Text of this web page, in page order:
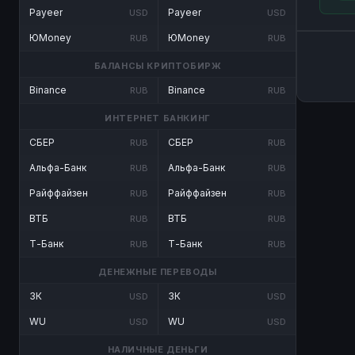
Payeer USD
ЮMoney RUB
Payeer USD
ЮMoney RUB
БАЛАНСЫ КРИПТОБИРЖ
Binance RUB Binance RUB
ИНТЕРНЕТ БАНКИНГ
СБЕР RUB
Альфа-Банк RUB
Райффайзен RUB
ВТБ RUB
Т-Банк RUB
СБЕР RUB
Альфа-Банк RUB
Райффайзен RUB
ВТБ RUB
Т-Банк RUB
ДЕНЕЖНЫЕ ПЕРЕВОДЫ
ЗК USD
WU USD
ЗК USD
WU USD
НАЛИЧНЫЕ ДЕНЬГИ